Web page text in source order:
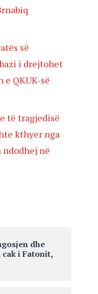
së
i drejtohet
QKUK-së
të tragjedisë
kthyer nga
ndodhej në
dhe
i Fatonit,